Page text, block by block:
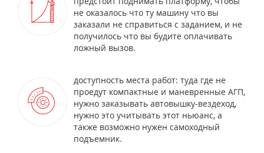
не оказалось что ту машину что вы
заказали не справиться с заданием, и не
получилось что вы будите оплачивать
ложный вызов.
доступность места работ: туда где не
проедут компактные и маневренные АГП,
нужно заказывать автовышку-вездеход,
нужно это учитывать этот ньюанс, а
также возможно нужен самоходный
подъемник.